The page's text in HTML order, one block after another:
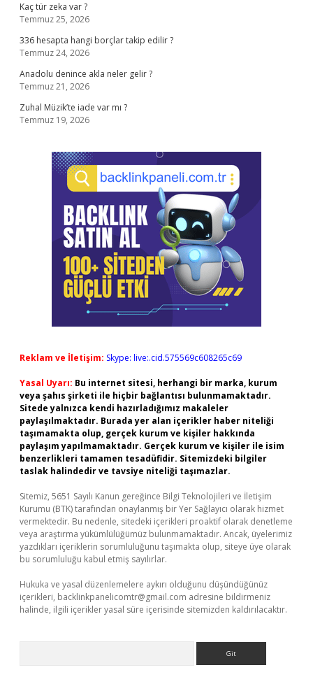
Kaç tür zeka var ?
Temmuz 25, 2026
336 hesapta hangi borçlar takip edilir ?
Temmuz 24, 2026
Anadolu denince akla neler gelir ?
Temmuz 21, 2026
Zuhal Müzik’te iade var mı ?
Temmuz 19, 2026
Reklam ve İletişim: Skype: live:.cid.575569c608265c69
Yasal Uyarı: Bu internet sitesi, herhangi bir marka, kurum
veya şahıs şirketi ile hiçbir bağlantısı bulunmamaktadır.
Sitede yalnızca kendi hazırladığımız makaleler
paylaşılmaktadır. Burada yer alan içerikler haber niteliği
taşımamakta olup, gerçek kurum ve kişiler hakkında
paylaşım yapılmamaktadır. Gerçek kurum ve kişiler ile isim
benzerlikleri tamamen tesadüfidir. Sitemizdeki bilgiler
taslak halindedir ve tavsiye niteliği taşımazlar.
Sitemiz, 5651 Sayılı Kanun gereğince Bilgi Teknolojileri ve İletişim
Kurumu (BTK) tarafından onaylanmış bir Yer Sağlayıcı olarak hizmet
vermektedir. Bu nedenle, sitedeki içerikleri proaktif olarak denetleme
veya araştırma yükümlülüğümüz bulunmamaktadır. Ancak, üyelerimiz
yazdıkları içeriklerin sorumluluğunu taşımakta olup, siteye üye olarak
bu sorumluluğu kabul etmiş sayılırlar.
Hukuka ve yasal düzenlemelere aykırı olduğunu düşündüğünüz
içerikleri, backlinkpanelicomtr@gmail.com adresine bildirmeniz
halinde, ilgili içerikler yasal süre içerisinde sitemizden kaldırılacaktır.